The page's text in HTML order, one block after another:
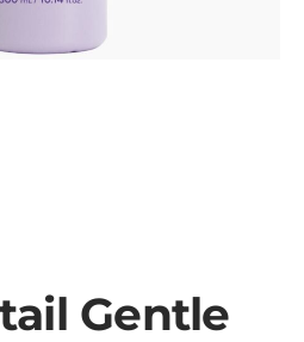
Gentle